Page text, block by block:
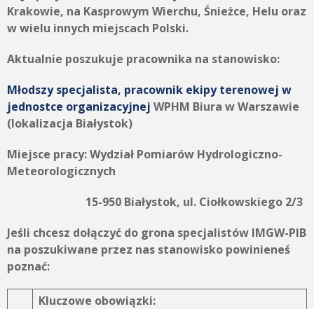
Krakowie, na Kasprowym Wierchu, Śnieżce, Helu oraz
w wielu innych miejscach Polski.
Aktualnie poszukuje pracownika na stanowisko:
Młodszy specjalista, pracownik ekipy terenowej w
jednostce organizacyjnej WPHM Biura w Warszawie
(lokalizacja Białystok)
Miejsce pracy:Wydział Pomiarów Hydrologiczno-
Meteorologicznych
15-950 Białystok, ul. Ciołkowskiego 2/3
Jeśli chcesz dołączyć do grona specjalistów IMGW-PIB
na poszukiwane przez nas stanowisko powinieneś
poznać:
Kluczowe obowiązki: